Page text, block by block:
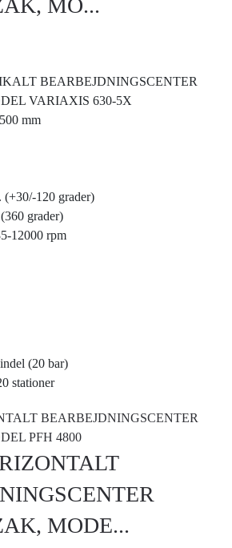
BEARBEJDNINGSCENTER
VARIAXIS 630-5X
mm
(+30/-120 grader)
grader)
12000 rpm
(20 bar)
stationer
MODE...